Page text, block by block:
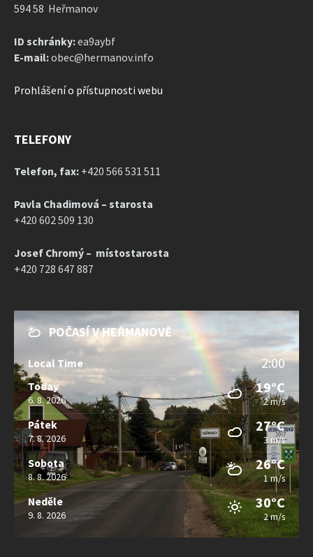
594 58 Heřmanov
ID schránky:ea9aybf
E-mail:obec@hermanov.info
Prohlášení o přístupnosti webu
TELEFONY
Telefon, fax: +420 566 531 511
Pavla Chadimová – starosta
+420 602 509 130
Josef Chromý – místostarosta
+420 728 647 887
POČASÍ V HEŘMANOVĚ
Local Time 2:00
Today
6. 8. 2026
19°C
2 m/s
Pátek
7. 8. 2026
27°C
3 m/s
Sobota
8. 8. 2026
26°C
1 m/s
Neděle
9. 8. 2026
30°C
2 m/s